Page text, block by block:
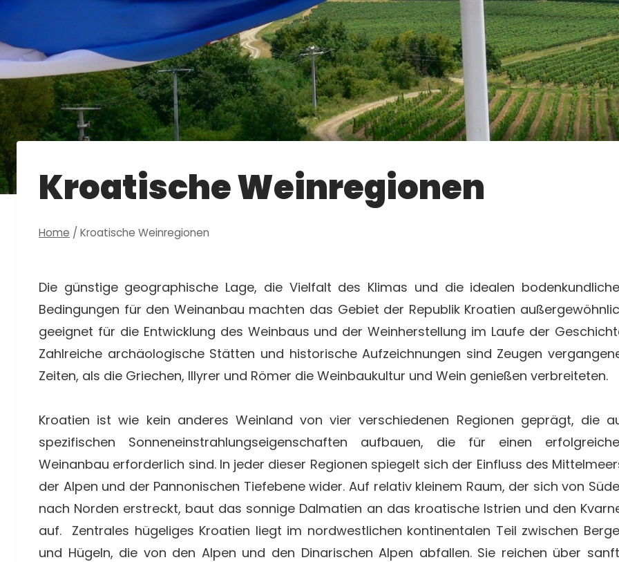
Kroatische Weinregionen
Home / Kroatische Weinregionen
Die günstige geographische Lage, die Vielfalt des Klimas und die idealen
Bedingungen für den Weinanbau machten das Gebiet der Republik Kroatien
geeignet für die Entwicklung des Weinbaus und der Weinherstellung im Laufe der
Zahlreiche archäologische Stätten und historische Aufzeichnungen sind Zeugen
Zeiten, als die Griechen, Illyrer und Römer die Weinbaukultur und Wein genießen verbreiteten.
Kroatien ist wie kein anderes Weinland von vier verschiedenen Regionen geprägt, die
spezifischen Sonneneinstrahlungseigenschaften aufbauen, die für einen
Weinanbau erforderlich sind. In jeder dieser Regionen spiegelt sich der Einfluss des
der Alpen und der Pannonischen Tiefebene wider. Auf relativ kleinem Raum, der sich von
nach Norden erstreckt, baut das sonnige Dalmatien an das kroatische Istrien und den
auf. Zentrales hügeliges Kroatien liegt im nordwestlichen kontinentalen Teil zwischen
und Hügeln, die von den Alpen und den Dinarischen Alpen abfallen. Sie reichen über